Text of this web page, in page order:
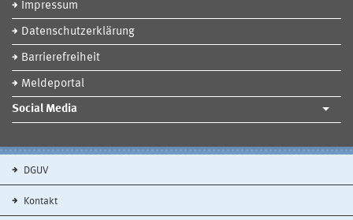
Impressum
Datenschutzerklärung
Barrierefreiheit
Meldeportal
Social Media
DGUV
Kontakt